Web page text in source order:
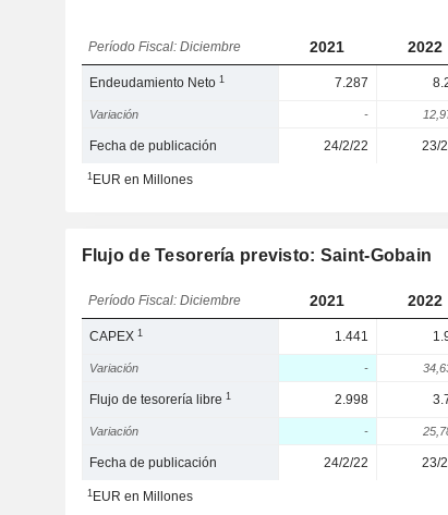
Período Fiscal: Diciembre 2021 2022
Endeudamiento Neto1 7.287
Variación -
Fecha de publicación 24/2/22 23/
1EUR en Millones
Flujo de Tesorería previsto: Saint-Gobain
Período Fiscal: Diciembre 2021 2022
CAPEX1 1.441
Variación -
Flujo de tesorería libre1 2.998
Variación -
Fecha de publicación 24/2/22 23/
1EUR en Millones